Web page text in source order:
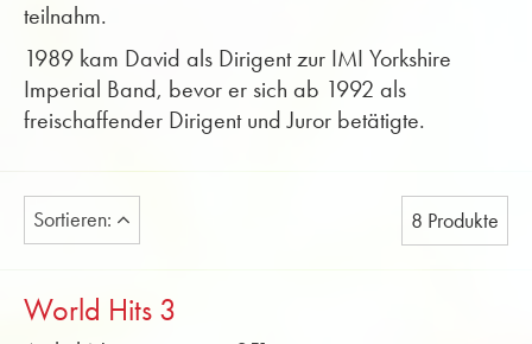
teilnahm.
1989 kam David als Dirigent zur IMI Yorkshire
Imperial Band, bevor er sich ab 1992 als
freischaffender Dirigent und Juror betätigte.
Sortieren: 8 Produkte
World Hits 3